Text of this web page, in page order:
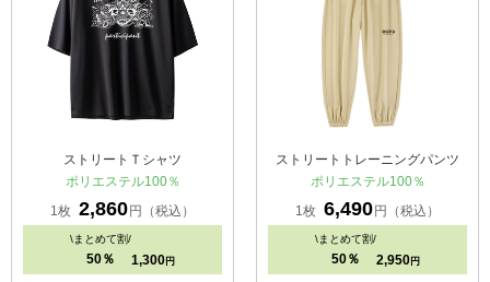
ストリートＴシャツ
ポリエステル100％
1枚 2,860 円（税込）
\まとめて割/
50％ 1,300 円
ストリートトレーニングパンツ
ポリエステル100％
1枚 6,490 円（税込）
\まとめて割/
50％ 2,950 円